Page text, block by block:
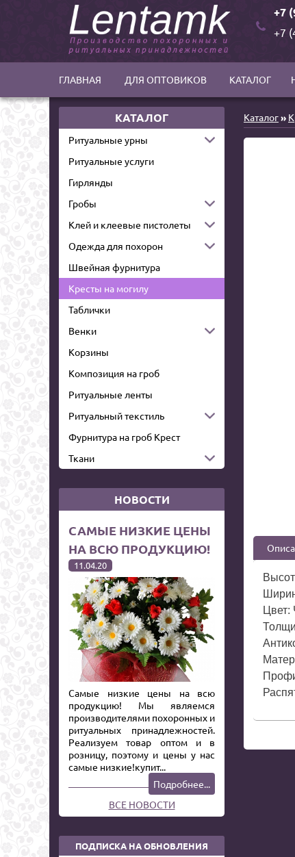
+7
+7
ГЛАВНАЯ ДЛЯ ОПТОВИКОВ КАТАЛОГ
КАТАЛОГ
Ритуальные урны
Ритуальные услуги
Гирлянды
Гробы
Клей и клеевые пистолеты
Одежда для похорон
Швейная фурнитура
Кресты на могилу
Таблички
Венки
Корзины
Композиция на гроб
Ритуальные ленты
Ритуальный текстиль
Фурнитура на гроб Крест
Ткани
НОВОСТИ
САМЫЕ НИЗКИЕ ЦЕНЫ
НА ВСЮ ПРОДУКЦИЮ!
11.04.20
Самые низкие цены на всю
продукцию! Мы являемся
производителями похоронных и
ритуальных принадлежностей.
Реализуем товар оптом и в
розницу, поэтому и цены у нас
самые низкие!купит...
Подробнее...
ВСЕ НОВОСТИ
ПОДПИСКА НА ОБНОВЛЕНИЯ
Каталог»
Цвет: